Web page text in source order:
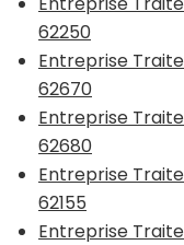
62250
Entreprise
62670
Entreprise
62680
Entreprise
62155
Entreprise